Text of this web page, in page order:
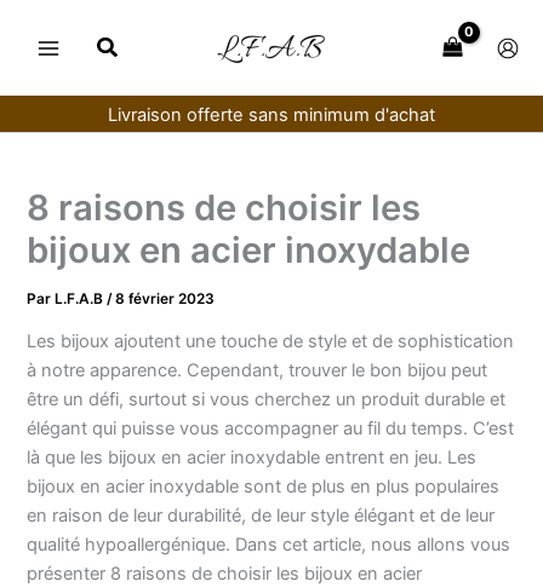
Livraison offerte sans minimum d'achat
8 raisons de choisir les
bijoux en acier inoxydable
ParL.F.A.B /8 février 2023
Les bijoux ajoutent une touche de style et de sophistication
à notre apparence. Cependant, trouver le bon bijou peut
être un défi, surtout si vous cherchez un produit durable et
élégant qui puisse vous accompagner au fil du temps. C’est
là que les bijoux en acier inoxydable entrent en jeu. Les
bijoux en acier inoxydable sont de plus en plus populaires
en raison de leur durabilité, de leur style élégant et de leur
qualité hypoallergénique. Dans cet article, nous allons vous
présenter 8 raisons de choisir les bijoux en acier